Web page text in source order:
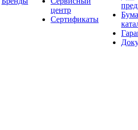
центр
Сертификаты